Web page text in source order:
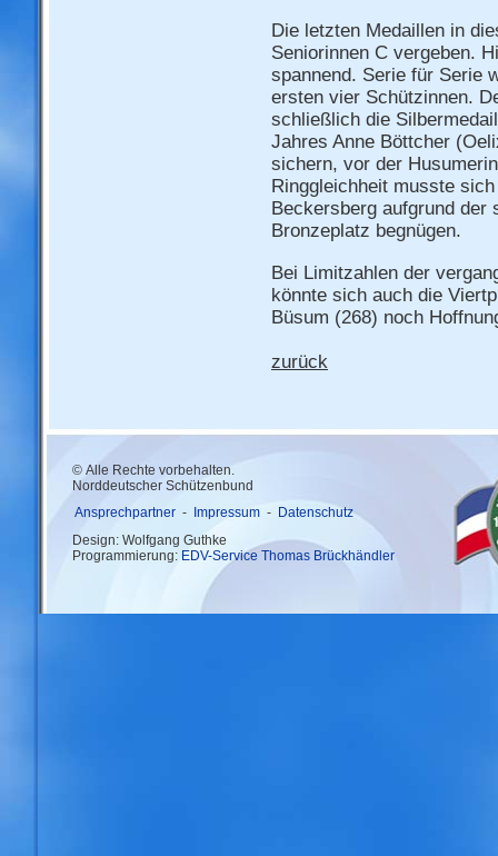
Die letzten Medaillen in
Seniorinnen C vergeben.
spannend. Serie für Serie
ersten vier Schützinnen.
schließlich die
Jahres Anne Böttcher
sichern, vor der
Ringgleichheit musste
Beckersberg aufgrund der
Bronzeplatz begnügen.
Bei Limitzahlen der
könnte sich auch die
Büsum (268) noch
zurück
© Alle Rechte vorbehalten.
Norddeutscher Schützenbund
Ansprechpartner - Impressum - Datenschutz
Design: Wolfgang Guthke
Programmierung: EDV-Service Thomas Brückhändler